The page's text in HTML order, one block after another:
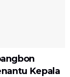
Kepala